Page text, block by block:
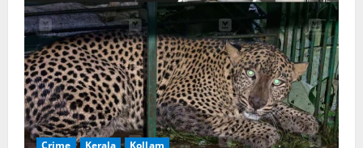
Crime Kerala Kollam